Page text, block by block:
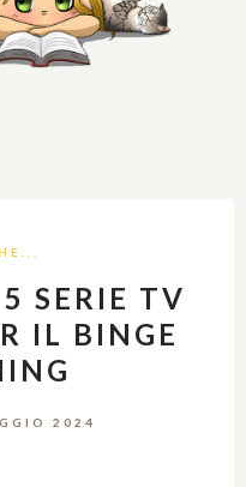
SERIE TV
IL BINGE
2024